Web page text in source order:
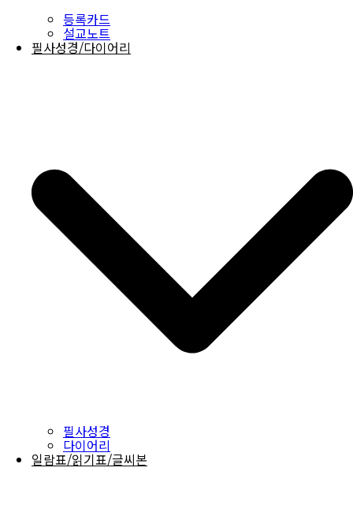
등록카드
설교노트
필사성경/다이어리
필사성경
다이어리
일람표/읽기표/글씨본